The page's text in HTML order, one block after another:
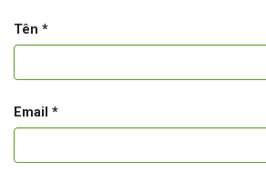
Tên *
Email *